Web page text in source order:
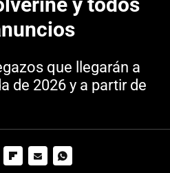
que llegarán a
de 2026 y a partir de